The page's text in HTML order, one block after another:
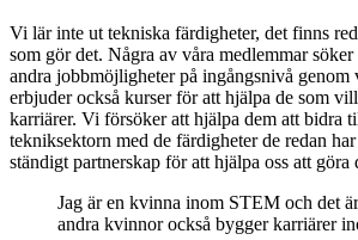
Vi lär inte ut tekniska färdigheter, det finns
som gör det. Några av våra medlemmar
andra jobbmöjligheter på ingångsnivå genom
erbjuder också kurser för att hjälpa de som
karriärer. Vi försöker att hjälpa dem att bidra
tekniksektorn med de färdigheter de redan
ständigt partnerskap för att hjälpa oss att göra
Jag är en kvinna inom STEM och det
andra kvinnor också bygger karriärer